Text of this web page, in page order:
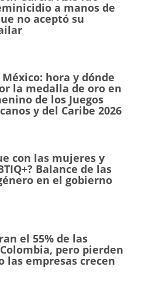
a manos de
no aceptó su
hora y dónde
la medalla de oro en
de los Juegos
y del Caribe 2026
con las mujeres y
Balance de las
en el gobierno
el 55% de las
pero pierden
las empresas crecen